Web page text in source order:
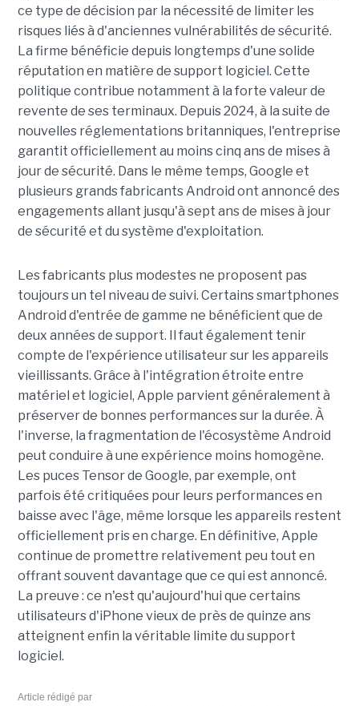
ce type de décision par la nécessité de limiter les
risques liés à d'anciennes vulnérabilités de sécurité.
La firme bénéficie depuis longtemps d'une solide
réputation en matière de support logiciel. Cette
politique contribue notamment à la forte valeur de
revente de ses terminaux. Depuis 2024, à la suite de
nouvelles réglementations britanniques, l'entreprise
garantit officiellement au moins cinq ans de mises à
jour de sécurité. Dans le même temps, Google et
plusieurs grands fabricants Android ont annoncé des
engagements allant jusqu'à sept ans de mises à jour
de sécurité et du système d'exploitation.
Les fabricants plus modestes ne proposent pas
toujours un tel niveau de suivi. Certains smartphones
Android d'entrée de gamme ne bénéficient que de
deux années de support. Il faut également tenir
compte de l'expérience utilisateur sur les appareils
vieillissants. Grâce à l'intégration étroite entre
matériel et logiciel, Apple parvient généralement à
préserver de bonnes performances sur la durée. À
l'inverse, la fragmentation de l'écosystème Android
peut conduire à une expérience moins homogène.
Les puces Tensor de Google, par exemple, ont
parfois été critiquées pour leurs performances en
baisse avec l'âge, même lorsque les appareils restent
officiellement pris en charge. En définitive, Apple
continue de promettre relativement peu tout en
offrant souvent davantage que ce qui est annoncé.
La preuve : ce n'est qu'aujourd'hui que certains
utilisateurs d'iPhone vieux de près de quinze ans
atteignent enfin la véritable limite du support
logiciel.
Article rédigé par